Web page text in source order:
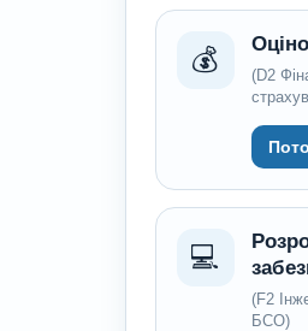
💰
(D2
💻
(F2
БСО)